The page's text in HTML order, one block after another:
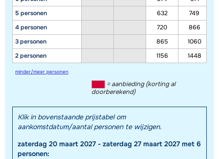
5 personen
4 personen
3 personen
2 personen
632
749
720
866
865
1060
1156
1448
minder/meer personen
= aanbieding (korting al
doorberekend)
Klik in bovenstaande prijstabel om
aankomstdatum/aantal personen te wijzigen.
zaterdag 20 maart 2027 - zaterdag 27 maart 2027 met 6
personen: